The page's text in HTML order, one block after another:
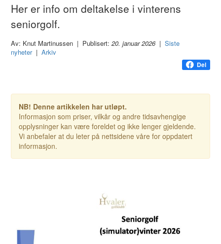
Her er info om deltakelse i vinterens
seniorgolf.
Av: Knut Martinussen | Publisert:20. januar 2026|Siste
nyheter|Arkiv
Del
NB! Denne artikkelen har utløpt.
Informasjon som priser, vilkår og andre tidsavhengige
opplysninger kan være foreldet og ikke lenger gjeldende.
Vi anbefaler at du leter på nettsidene våre for oppdatert
informasjon.